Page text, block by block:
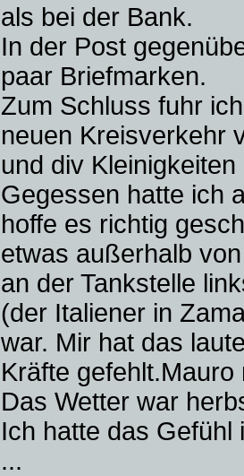
als bei der Bank.
In der Post
paar Briefmarken.
Zum Schluss fuhr
neuen Kreisverkehr
und div
Gegessen hatte ich
hoffe es richtig
etwas außerhalb
an der Tankstelle
(der Italiener in
war. Mir hat das
Kräfte
Das Wetter war
Ich hatte das Gefühl
...